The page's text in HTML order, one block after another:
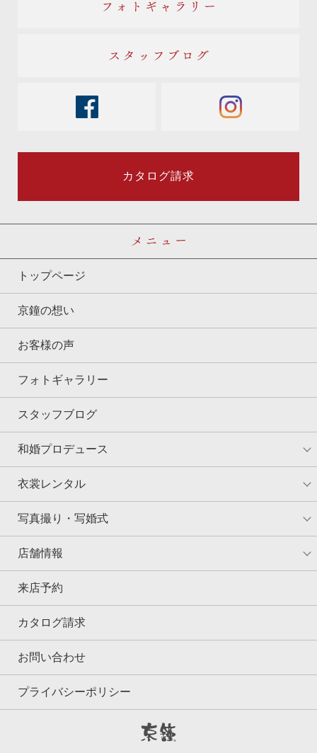
フォトギャラリー
スタッフブログ
instagram
カタログ請求
トップページ
京鐘の想い
お客様の声
フォトギャラリー
スタッフブログ
和婚プロデュース
衣裳レンタル
写真撮り・写婚式
店舗情報
来店予約
カタログ請求
お問い合わせ
プライバシーポリシー